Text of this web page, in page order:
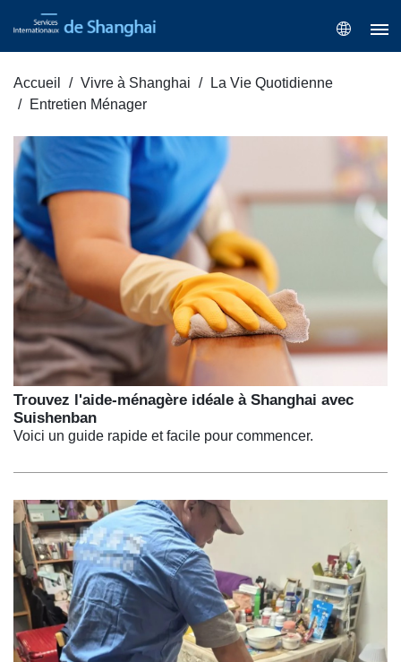
Accueil Vivre à Shanghai
La Vie Quotidienne
Entretien Ménager
Trouvez l'aide-ménagère idéale à Shanghai avec
Suishenban
Voici un guide rapide et facile pour commencer.